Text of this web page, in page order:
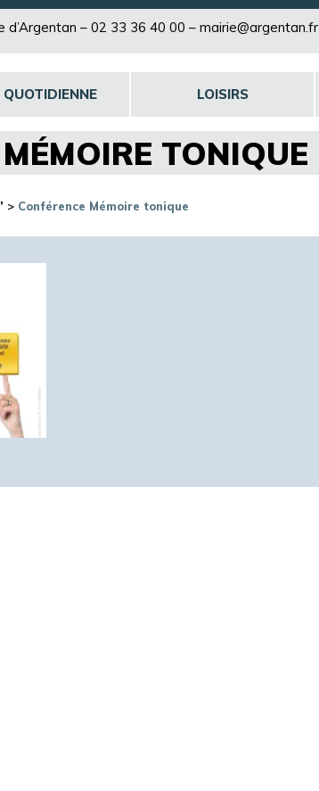
d’Argentan – 02 33 36 40 00 – mairie@argentan.fr
QUOTIDIENNE LOISIRS
TONIQUE
> Conférence Mémoire tonique